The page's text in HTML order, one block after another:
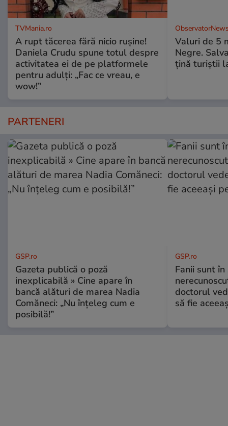
TVMania.ro
A rupt tăcerea fără nicio rușine!
Daniela Crudu spune totul despre
activitatea ei de pe platformele
pentru adulți: „Fac ce vreau, e
wow!”
Valuri de 5
Negre.
ţină turiştii
PARTENERI
GSP.ro
Gazeta publică o poză
inexplicabilă » Cine apare în
bancă alături de marea Nadia
Comăneci: „Nu înțeleg cum e
posibilă!”
GSP.ro
Fanii sunt în
doctorul
să fie